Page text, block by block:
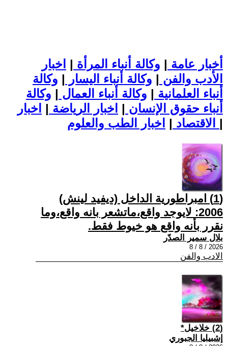
أخبار عامة | وكالة أنباء المرأة | اخبار
الأدب والفن | وكالة أنباء اليسار | وكالة
أنباء العلمانية | وكالة أنباء العمال | وكالة
أنباء حقوق الإنسان | اخبار الرياضة | اخبار
الاقتصاد | |
(1) امبراطورية الداخل (ديفيد لينش)
2006: لايوجد واقع،ماتشعر بانه واقع،وما
نقرر بأنه واقع هو خيوط فقط.
بلال سمير الصدّر
2026 / 8 / 8
الادب والفن
(2) خلاخيل*
إشبيليا الجبوري